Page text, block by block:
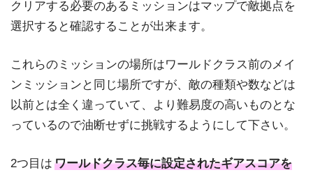
クリアする必要のあるミッションはマップで敵拠点を
選択すると確認することが出来ます。
これらのミッションの場所はワールドクラス前のメイ
ンミッションと同じ場所ですが、敵の種類や数などは
以前とは全く違っていて、より難易度の高いものとな
っているので油断せずに挑戦するようにして下さい。
2つ目は ワールドクラス毎に設定されたギアスコアを